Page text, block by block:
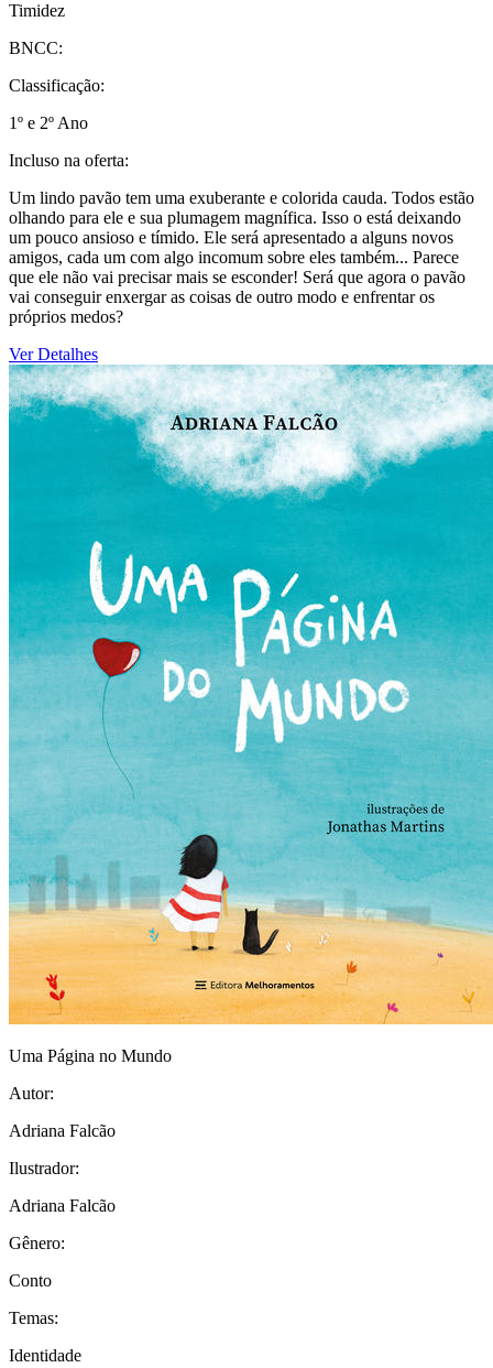
Timidez
BNCC:
Classificação:
1º e 2º Ano
Incluso na oferta:
Um lindo pavão tem uma exuberante e colorida cauda. Todos estão
olhando para ele e sua plumagem magnífica. Isso o está deixando
um pouco ansioso e tímido. Ele será apresentado a alguns novos
amigos, cada um com algo incomum sobre eles também... Parece
que ele não vai precisar mais se esconder! Será que agora o pavão
vai conseguir enxergar as coisas de outro modo e enfrentar os
próprios medos?
Ver Detalhes
Uma Página no Mundo
Autor:
Adriana Falcão
Ilustrador:
Adriana Falcão
Gênero:
Conto
Temas:
Identidade